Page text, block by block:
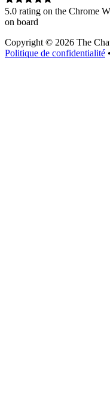
5.0 rating on the Chrome
on board
Copyright © 2026 The
Politique de confidentialité •